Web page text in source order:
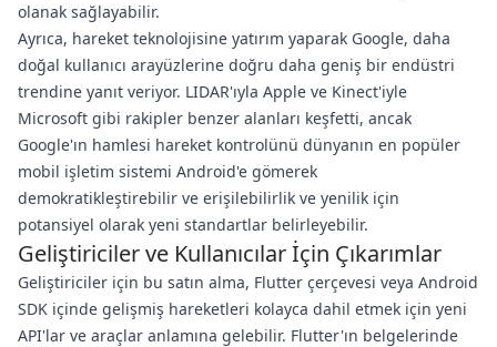
olanak sağlayabilir.
Ayrıca, hareket teknolojisine yatırım yaparak Google, daha
doğal kullanıcı arayüzlerine doğru daha geniş bir endüstri
trendine yanıt veriyor. LIDAR'ıyla Apple ve Kinect'iyle
Microsoft gibi rakipler benzer alanları keşfetti, ancak
Google'ın hamlesi hareket kontrolünü dünyanın en popüler
mobil işletim sistemi Android'e gömerek
demokratikleştirebilir ve erişilebilirlik ve yenilik için
potansiyel olarak yeni standartlar belirleyebilir.
Geliştiriciler ve Kullanıcılar İçin Çıkarımlar
Geliştiriciler için bu satın alma, Flutter çerçevesi veya Android
SDK içinde gelişmiş hareketleri kolayca dahil etmek için yeni
API'lar ve araçlar anlamına gelebilir. Flutter'ın belgelerinde